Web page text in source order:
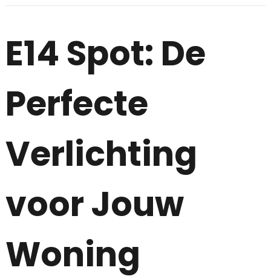
E14 Spot: De
Perfecte
Verlichting
voor Jouw
Woning